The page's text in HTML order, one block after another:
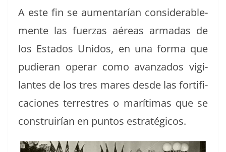
A este fin se aumen­tarían con­sid­er­able­
mente las fuerzas aéreas armadas de
los Esta­dos Unidos, en una for­ma que
pudier­an oper­ar como avan­za­dos vig­i­
lantes de los tres mares des­de las for­ti­fi­
ca­ciones ter­restres o marí­ti­mas que se
con­stru­irían en pun­tos estratégicos.